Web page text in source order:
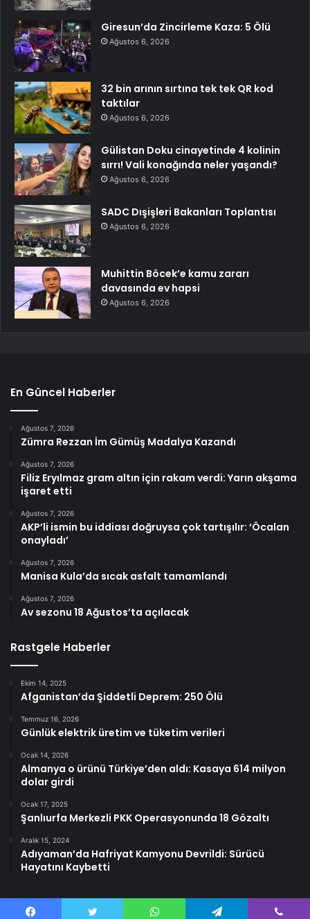
Giresun’da Zincirleme Kaza: 5 Ölü
Ağustos 6, 2026
32 bin arının sırtına tek tek QR kod
taktılar
Ağustos 6, 2026
Gülistan Doku cinayetinde 4 kolinin
sırrı! Vali konağında neler yaşandı?
Ağustos 6, 2026
SADC Dışişleri Bakanları Toplantısı
Ağustos 6, 2026
Muhittin Böcek’e kamu zararı
davasında ev hapsi
Ağustos 6, 2026
En Güncel Haberler
Ağustos 7, 2026
Zümra Rezzan İm Gümüş Madalya Kazandı
Ağustos 7, 2026
Filiz Eryılmaz gram altın için rakam verdi: Yarın akşama
işaret etti
Ağustos 7, 2026
AKP’li ismin bu iddiası doğruysa çok tartışılır: ‘Öcalan
onayladı’
Ağustos 7, 2026
Manisa Kula’da sıcak asfalt tamamlandı
Ağustos 7, 2026
Av sezonu 18 Ağustos’ta açılacak
Rastgele Haberler
Ekim 14, 2025
Afganistan’da Şiddetli Deprem: 250 Ölü
Temmuz 16, 2026
Günlük elektrik üretim ve tüketim verileri
Ocak 14, 2026
Almanya o ürünü Türkiye’den aldı: Kasaya 614 milyon
dolar girdi
Ocak 17, 2025
Şanlıurfa Merkezli PKK Operasyonunda 18 Gözaltı
Aralık 15, 2024
Adıyaman’da Hafriyat Kamyonu Devrildi: Sürücü
Hayatını Kaybetti